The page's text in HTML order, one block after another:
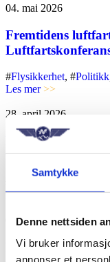
Samtykke
Denne nettsiden
Vi bruker
annonser et
04. mai 2026
Fremtidens
#Flysikkerhet, #Politikk
Les mer>>
28. april 2026
FOT-anbudet er
ikke i mål
Les mer>>
03. april 2026
Industrielt arbeid